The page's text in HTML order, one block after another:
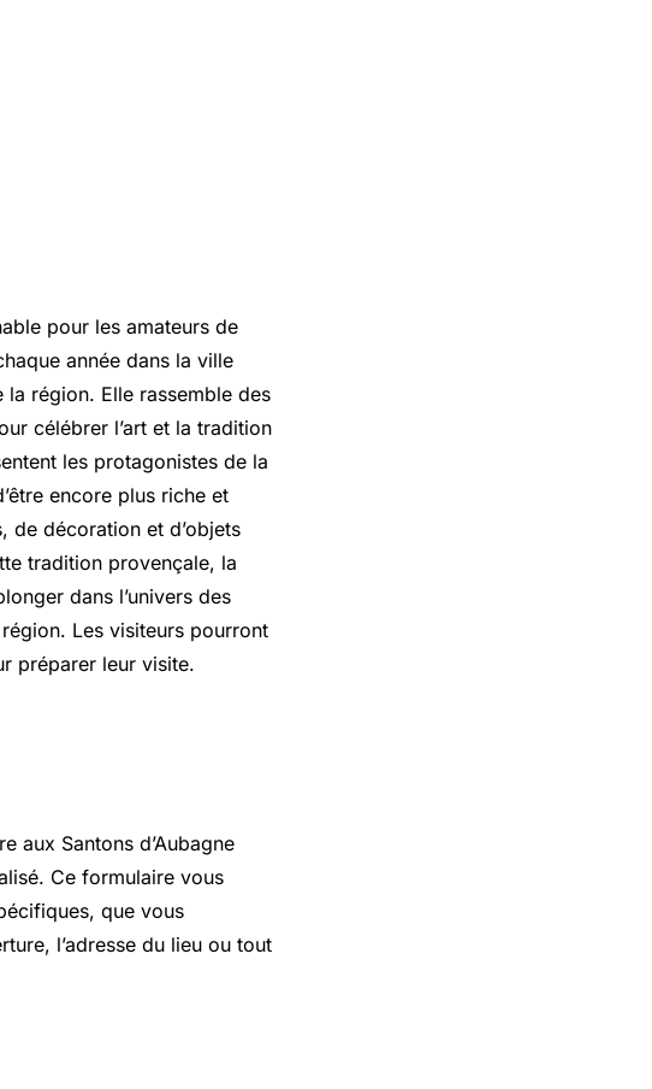
pour les amateurs de
année dans la ville
la région. Elle rassemble des
célébrer l’art et la tradition
les protagonistes de la
encore plus riche et
de décoration et d’objets
tradition provençale, la
dans l’univers des
Les visiteurs pourront
préparer leur visite.
aux Santons d’Aubagne
Ce formulaire vous
que vous
l’adresse du lieu ou tout